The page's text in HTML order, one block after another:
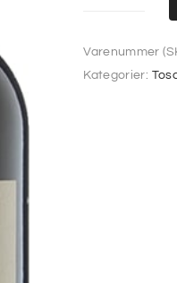
Varenummer
Kategorier: